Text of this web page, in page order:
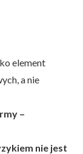
element
a nie
–
nie jest